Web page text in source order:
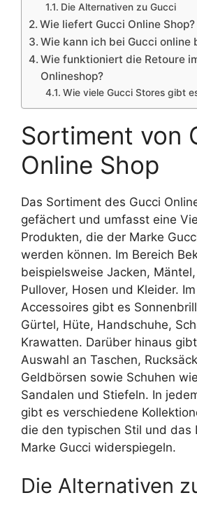
Die Alternativen zu Gucci
Wie liefert Gucci Online Shop?
Wie kann ich bei Gucci online
Wie funktioniert die Retoure
Onlineshop?
Wie viele Gucci Stores gibt
Sortiment von
Online Shop
Das Sortiment des Gucci
gefächert und umfasst eine
Produkten, die der Marke
werden können. Im Bereich
beispielsweise Jacken,
Pullover, Hosen und Kleider.
Accessoires gibt es
Gürtel, Hüte, Handschuhe,
Krawatten. Darüber hinaus
Auswahl an Taschen,
Geldbörsen sowie Schuhen
Sandalen und Stiefeln. In
gibt es verschiedene
die den typischen Stil und das
Marke Gucci widerspiegeln.
Die Alternativen